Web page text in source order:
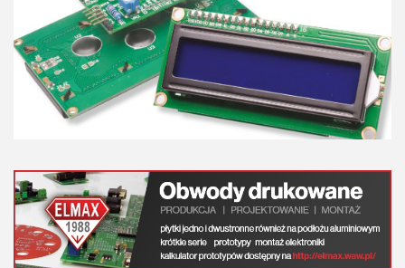
Newsletter
Magazyny
Archiwum